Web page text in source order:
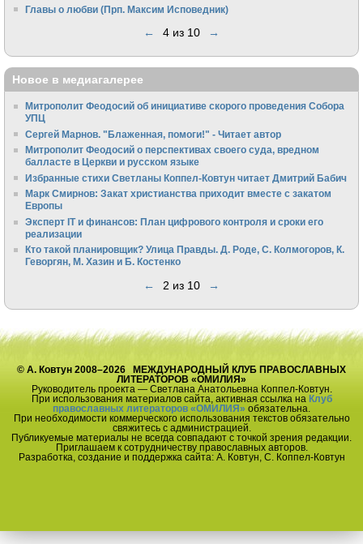
Главы о любви (Прп. Максим Исповедник)
← 4 из 10 →
Новое в медиагалерее
Митрополит Феодосий об инициативе скорого проведения Собора
УПЦ
Сергей Марнов. "Блаженная, помоги!" - Читает автор
Митрополит Феодосий о перспективах своего суда, вредном
балласте в Церкви и русском языке
Избранные стихи Светланы Коппел-Ковтун читает Дмитрий Бабич
Марк Смирнов: Закат христианства приходит вместе с закатом
Европы
Эксперт IT и финансов: План цифрового контроля и сроки его
реализации
Кто такой планировщик? Улица Правды. Д. Роде, С. Колмогоров, К.
Геворгян, М. Хазин и Б. Костенко
← 2 из 10 →
© А. Ковтун 2008–2026 МЕЖДУНАРОДНЫЙ КЛУБ ПРАВОСЛАВНЫХ
ЛИТЕРАТОРОВ «ОМИЛИЯ»
Руководитель проекта — Светлана Анатольевна Коппел-Ковтун.
При использования материалов сайта, активная ссылка на Клуб
православных литераторов «ОМИЛИЯ» обязательна.
При необходимости коммерческого использования текстов обязательно
свяжитесь с администрацией.
Публикуемые материалы не всегда совпадают с точкой зрения редакции.
Приглашаем к сотрудничеству православных авторов.
Разработка, создание и поддержка сайта: А. Ковтун, С. Коппел-Ковтун